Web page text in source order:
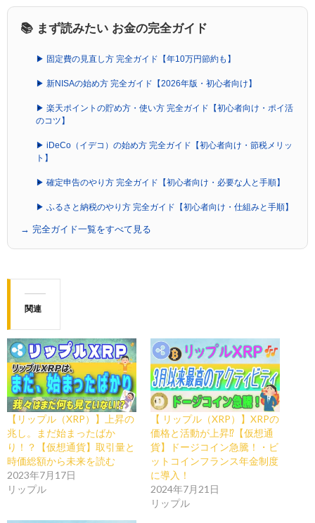
📚 まず読みたい お金の完全ガイド
▶ 固定費の見直し方 完全ガイド【年10万円節約も】
▶ 新NISAの始め方 完全ガイド【2026年版・初心者向け】
▶ 楽天ポイントの貯め方・使い方 完全ガイド【初心者向け・ポイ活
のコツ】
▶ iDeCo（イデコ）の始め方 完全ガイド【初心者向け・節税メリッ
ト】
▶ 確定申告のやり方 完全ガイド【初心者向け・必要な人と手順】
▶ ふるさと納税のやり方 完全ガイド【初心者向け・仕組みと手順】
→ 完全ガイド一覧をすべて見る
関連
【リップル（XRP）】上昇の
兆し。まだ始まったばか
り！？【仮想通貨】取引量と
時価総額から未来を読む
2023年7月17日
リップル
【 リップル（XRP）】XRPの
価格と活動が上昇⁉【仮想通
貨】ドージコイン急騰！・ビ
ットコインフランス年金制度
に導入！
2024年7月21日
リップル